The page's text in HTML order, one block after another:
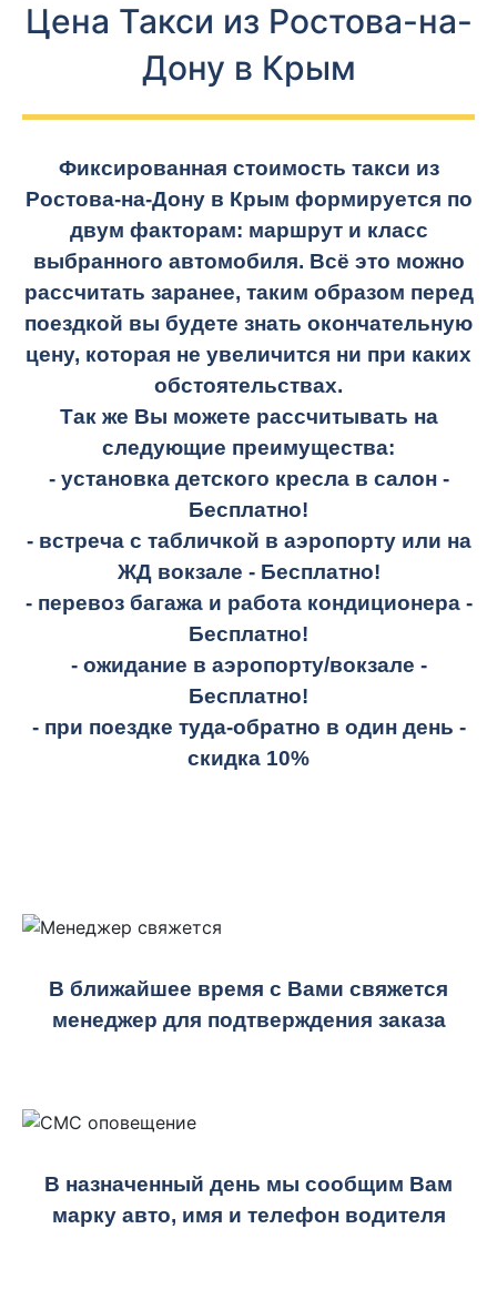
Цена Такси из Ростова-на-
Дону в Крым
Фиксированная стоимость такси из
Ростова-на-Дону в Крым формируется по
двум факторам: маршрут и класс
выбранного автомобиля. Всё это можно
рассчитать заранее, таким образом перед
поездкой вы будете знать окончательную
цену, которая не увеличится ни при каких
обстоятельствах.
Так же Вы можете рассчитывать на
следующие преимущества:
- установка детского кресла в салон -
Бесплатно!
- встреча с табличкой в аэропорту или на
ЖД вокзале - Бесплатно!
- перевоз багажа и работа кондиционера -
Бесплатно!
- ожидание в аэропорту/вокзале -
Бесплатно!
- при поездке туда-обратно в один день -
скидка 10%
В ближайшее время с Вами свяжется
менеджер для подтверждения заказа
В назначенный день мы сообщим Вам
марку авто, имя и телефон водителя